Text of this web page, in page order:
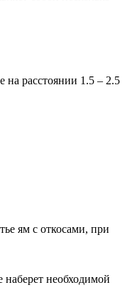
расстоянии 1.5 – 2.5
ям с откосами, при
необходимой